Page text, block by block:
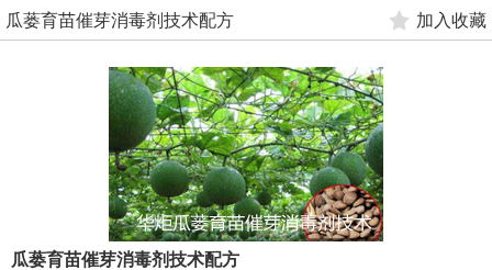
瓜蒌育苗催芽消毒剂技术配方 加入收藏
瓜蒌育苗催芽消毒剂技术配方